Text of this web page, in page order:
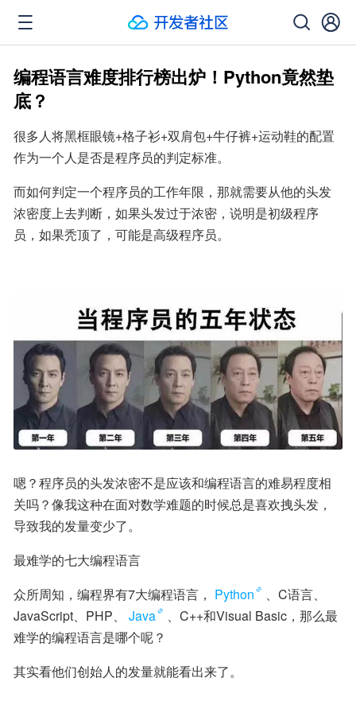
编程语言难度排行榜出炉！Python竟然垫
底？
很多人将黑框眼镜+格子衫+双肩包+牛仔裤+运动鞋的配置
作为一个人是否是程序员的判定标准。
而如何判定一个程序员的工作年限，那就需要从他的头发
浓密度上去判断，如果头发过于浓密，说明是初级程序
员，如果秃顶了，可能是高级程序员。
嗯？程序员的头发浓密不是应该和编程语言的难易程度相
关吗？像我这种在面对数学难题的时候总是喜欢拽头发，
导致我的发量变少了。
最难学的七大编程语言
众所周知，编程界有7大编程语言， Python
、C语言、
JavaScript、PHP、
Java
、C++和Visual Basic，那么最
难学的编程语言是哪个呢？
其实看他们创始人的发量就能看出来了。